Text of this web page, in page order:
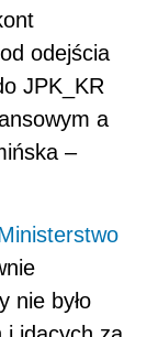
odejścia
JPK_KR
a
–
nie było